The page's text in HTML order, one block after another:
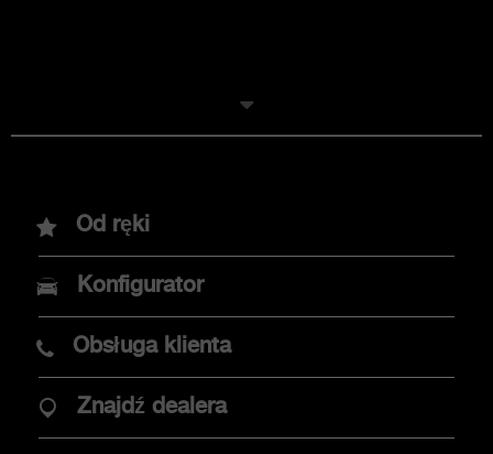
Modele
Nowy Abarth 600e
Abarth 500e
OPCJE ZAKUPU
Od ręki
Konfigurator
Obsługa klienta
Znajdź dealera